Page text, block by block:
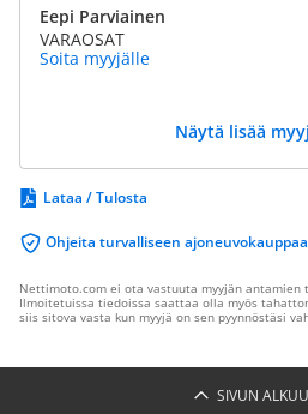
Eepi Parviainen
VARAOSAT
Soita myyjälle
Näytä lisää
Lataa / Tulosta
Ohjeita turvalliseen
Nettimoto.com ei ota vastuuta myyjän antamien
Ilmoitetuissa tiedoissa saattaa olla myös
siis sitova vasta kun myyjä on sen pyynnöstäsi
SIVUN